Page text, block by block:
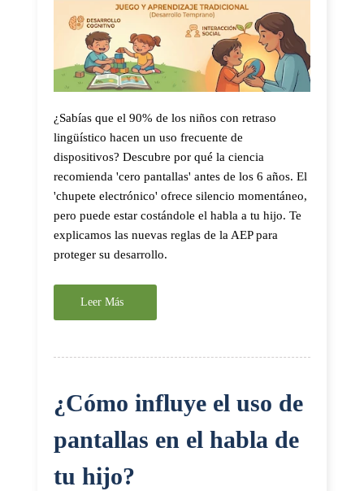
¿Sabías que el 90% de los niños con retraso
lingüístico hacen un uso frecuente de
dispositivos? Descubre por qué la ciencia
recomienda 'cero pantallas' antes de los 6 años. El
'chupete electrónico' ofrece silencio momentáneo,
pero puede estar costándole el habla a tu hijo. Te
explicamos las nuevas reglas de la AEP para
proteger su desarrollo.
Leer Más
¿Cómo influye el uso de
pantallas en el habla de
tu hijo?